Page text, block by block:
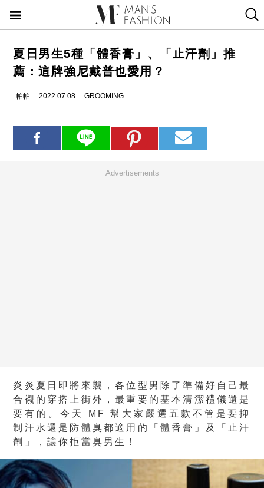
夏日男生5種「體香膏」、「止汗劑」推
薦：這牌強尼戴普也愛用？
帕帕 2022.07.08 GROOMING
Advertisements
炎炎夏日即將來襲，各位型男除了準備好自己最
合襯的穿搭上街外，最重要的基本清潔禮儀還是
要有的。今天 MF 幫大家嚴選五款不管是要抑
制汗水還是防體臭都適用的「體香膏」及「止汗
劑」，讓你拒當臭男生！